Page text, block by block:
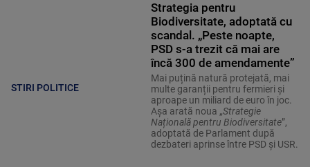
STIRI POLITICE
Strategia pentru
Biodiversitate, adoptată cu
scandal. „Peste noapte,
PSD s-a trezit că mai are
încă 300 de amendamente”
Mai puțină natură protejată, mai
multe garanții pentru fermieri și
aproape un miliard de euro în joc.
Așa arată noua „Strategie
Națională pentru Biodiversitate”,
adoptată de Parlament după
dezbateri aprinse între PSD și USR.